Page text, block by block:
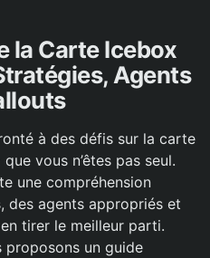
la Carte Icebox
Agents
à des défis sur la carte
vous n’êtes pas seul.
une compréhension
des agents appropriés et
tirer le meilleur parti.
proposons un guide